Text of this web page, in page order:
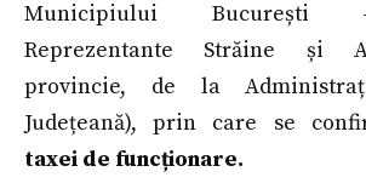
Municipiului București
Reprezentante Străine și
provincie, de la
Județeană), prin care se
taxei de funcționare.